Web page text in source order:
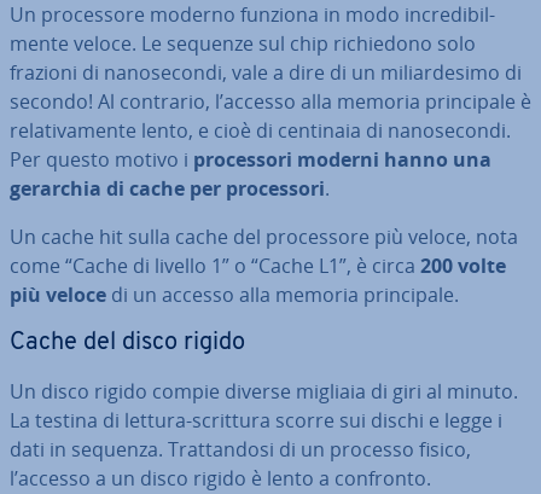
Un pro­ces­so­re moderno funziona in modo in­cre­di­bil­
men­te veloce. Le sequenze sul chip ri­chie­do­no solo
frazioni di na­no­se­con­di, vale a dire di un mi­liar­de­si­mo di
secondo! Al contrario, l’accesso alla memoria prin­ci­pa­le è
re­la­ti­va­men­te lento, e cioè di centinaia di na­no­se­con­di.
Per questo motivo i pro­ces­so­ri moderni hanno una
gerarchia di cache per pro­ces­so­ri.
Un cache hit sulla cache del pro­ces­so­re più veloce, nota
come “Cache di livello 1” o “Cache L1”, è circa 200 volte
più veloce di un accesso alla memoria prin­ci­pa­le.
Cache del disco rigido
Un disco rigido compie diverse migliaia di giri al minuto.
La testina di lettura-scrittura scorre sui dischi e legge i
dati in sequenza. Trat­tan­do­si di un processo fisico,
l’accesso a un disco rigido è lento a confronto.